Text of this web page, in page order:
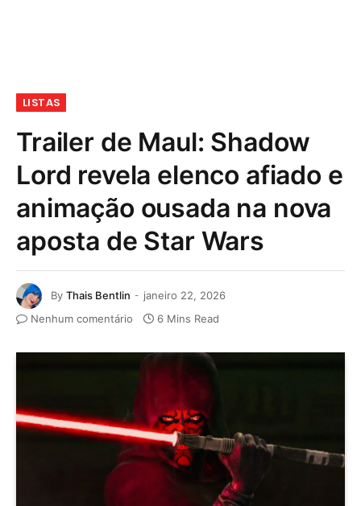
LISTAS
Trailer de Maul: Shadow
Lord revela elenco afiado e
animação ousada na nova
aposta de Star Wars
By Thais Bentlin
janeiro 22, 2026
Nenhum comentário
6 Mins Read